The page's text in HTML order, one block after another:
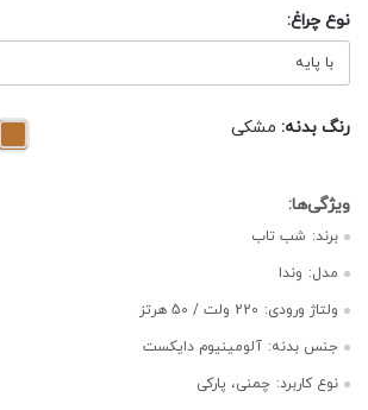
نوع چراغ:
رنگ بدنه: مشکی
برند: شب تاب
مدل: وندا
ولتاژ ورودی: 220 ولت / 50 هرتز
جنس بدنه: آلومینیوم دایکست
نوع کاربرد: چمنی، پارکی